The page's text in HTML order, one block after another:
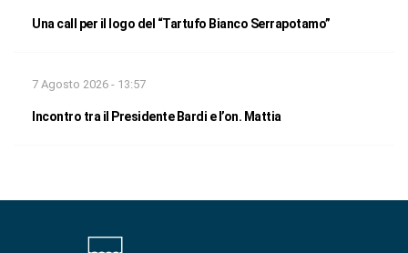
Una call per il logo del “Tartufo Bianco Serrapotamo”
7 Agosto 2026 - 13:57
Incontro tra il Presidente Bardi e l’on. Mattia